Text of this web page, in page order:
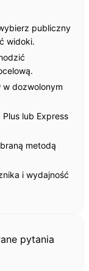
publiczny
widoki.
w dozwolonym
Plus lub Express
metodą
i wydajność
pytania